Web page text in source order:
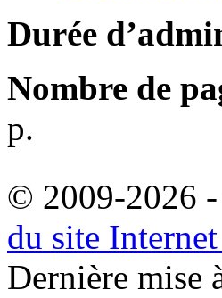
Durée
Nombre de
p.
© 2009-2026 -
du site
Dernière mise